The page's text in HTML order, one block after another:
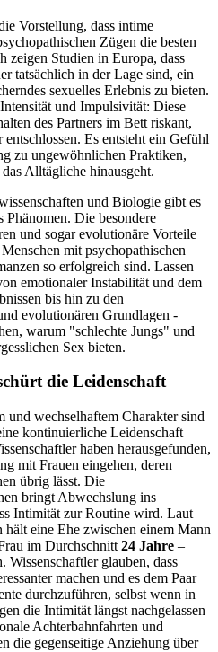
Vorstellung, dass intime
Zügen die besten
zeigen Studien in Europa, dass
tatsächlich in der Lage sind, ein
sexuelles Erlebnis zu bieten.
und Impulsivität: Diese
des Partners im Bett riskant,
Es entsteht ein Gefühl
zu ungewöhnlichen Praktiken,
Alltägliche hinausgeht.
und Biologie gibt es
Die besondere
und sogar evolutionäre Vorteile
mit psychopathischen
so erfolgreich sind. Lassen
emotionaler Instabilität und dem
bis hin zu den
evolutionären Grundlagen -
warum "schlechte Jungs" und
Sex bieten.
die Leidenschaft
und wechselhaftem Charakter sind
kontinuierliche Leidenschaft
haben herausgefunden,
mit Frauen eingehen, deren
übrig lässt. Die
bringt Abwechslung ins
Intimität zur Routine wird. Laut
eine Ehe zwischen einem Mann
im Durchschnitt 24 Jahre –
glauben, dass
machen und es dem Paar
durchzuführen, selbst wenn in
die Intimität längst nachgelassen
Achterbahnfahrten und
die gegenseitige Anziehung über